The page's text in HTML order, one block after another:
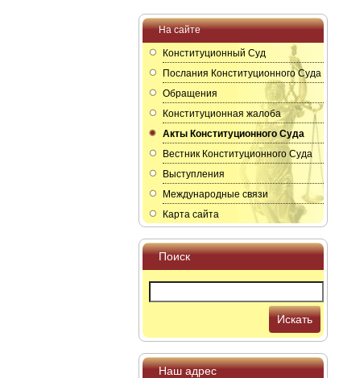
На сайте
Конституционный Суд
Послания Конституционного Суда
Обращения
Конституционная жалоба
Акты Конституционного Суда
Вестник Конституционного Суда
Выступления
Международные связи
Карта сайта
Поиск
Искать
Наш адрес